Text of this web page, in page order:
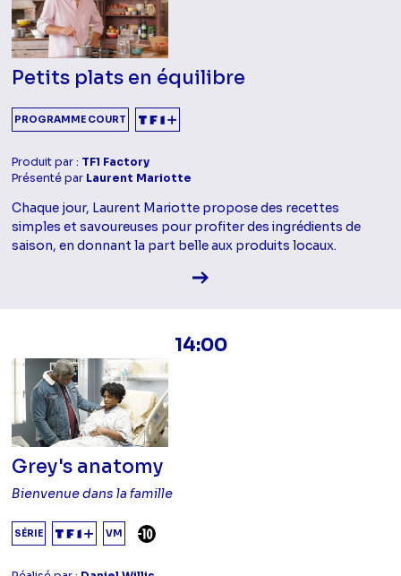
Petits plats en équilibre
PROGRAMME COURT
Produit par : TF1 Factory
Présenté par Laurent Mariotte
Chaque jour, Laurent Mariotte propose des recettes
simples et savoureuses pour profiter des ingrédients de
saison, en donnant la part belle aux produits locaux.
Voir la fiche diffusion
14:00
Grey's anatomy
Bienvenue dans la famille
SÉRIE VM